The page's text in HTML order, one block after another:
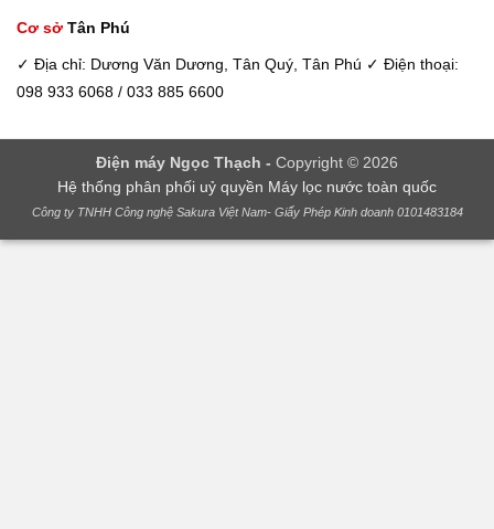
Cơ sở Tân Phú
✓ Địa chỉ: Dương Văn Dương, Tân Quý, Tân Phú ✓ Điện thoại:
098 933 6068 / 033 885 6600
Điện máy Ngọc Thạch - Copyright © 2026
Hệ thống phân phối uỷ quyền Máy lọc nước toàn quốc
Công ty TNHH Công nghệ Sakura Việt Nam- Giấy Phép Kinh doanh 0101483184